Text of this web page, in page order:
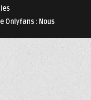
Onlyfans : Nous